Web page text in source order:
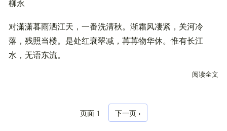
柳永
对潇潇暮雨洒江天，一番洗清秋。渐霜风凄紧，关河冷
落，残照当楼。是处红衰翠减，苒苒物华休。惟有长江
水，无语东流。
阅读全文
分页
页面 1 下一页
下一页 ›